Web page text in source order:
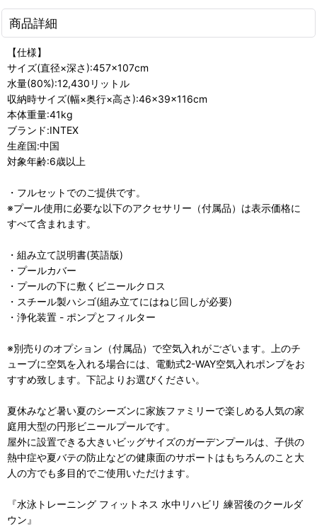
商品詳細
【仕様】
サイズ(直径×深さ):457×107cm
水量(80%):12,430リットル
収納時サイズ(幅×奥行×高さ):46×39×116cm
本体重量:41kg
ブランド:INTEX
生産国:中国
対象年齢:6歳以上
・フルセットでのご提供です。
※プール使用に必要な以下のアクセサリー（付属品）は表示価格に
すべて含まれます。
・組み立て説明書(英語版)
・プールカバー
・プールの下に敷くビニールクロス
・スチール製ハシゴ(組み立てにはねじ回しが必要)
・浄化装置 - ポンプとフィルター
※別売りのオプション（付属品）で空気入れがございます。上のチ
ューブに空気を入れる場合には、電動式2-WAY空気入れポンプをお
すすめ致します。下記よりお選びください。
夏休みなど暑い夏のシーズンに家族ファミリーで楽しめる人気の家
庭用大型の円形ビニールプールです。
屋外に設置できる大きいビッグサイズのガーデンプールは、子供の
熱中症や夏バテの防止などの健康面のサポートはもちろんのこと大
人の方でも多目的でご使用いただけます。
『水泳トレーニング フィットネス 水中リハビリ 練習後のクールダ
ウン』